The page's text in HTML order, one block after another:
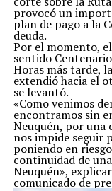
provocó un
plan de pago a la
deuda.
Por el momento,
sentido
Horas más tarde,
extendió hacia el
se levantó.
«Como venimos
encontramos sin
Neuquén, por una
nos impide seguir
poniendo en
continuidad de
Neuquén»,
comunicado de